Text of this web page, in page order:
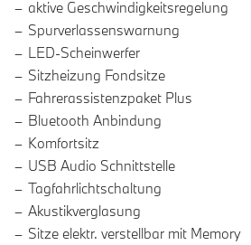
aktive Geschwindigkeitsregelung
Spurverlassenswarnung
LED-Scheinwerfer
Sitzheizung Fondsitze
Fahrerassistenzpaket Plus
Bluetooth Anbindung
Komfortsitz
USB Audio Schnittstelle
Tagfahrlichtschaltung
Akustikverglasung
Sitze elektr. verstellbar mit Memory